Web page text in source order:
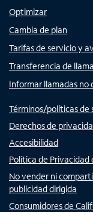
Optimizar
Cambia de plan
Tarifas de servicio y
Transferencia de
Informar llamadas no
Términos/políticas de
Derechos de
Accesibilidad
Política de Privacidad
No vender ni
publicidad dirigida
Consumidores de